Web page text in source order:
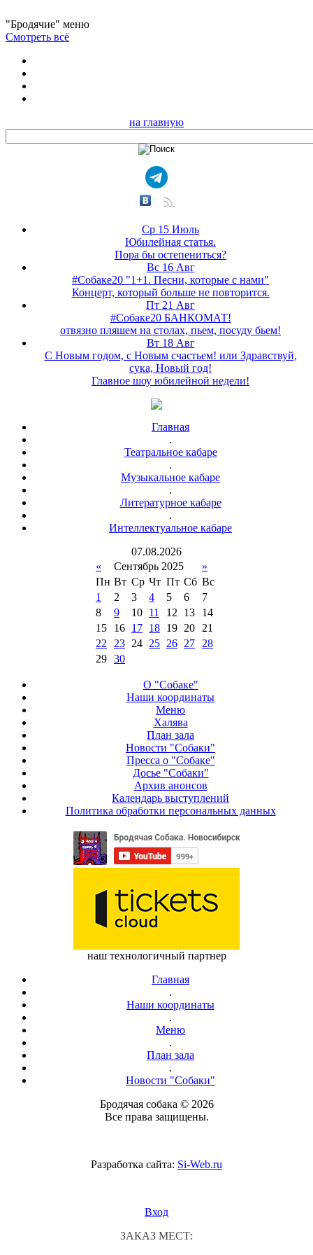
"Бродячие" меню
Смотреть всё
на главную
Ср 15 Июль
Юбилейная статья.
Пора бы остепениться?
Вс 16 Авг
#Собаке20 "1+1. Песни, которые с нами"
Концерт, который больше не повторится.
Пт 21 Авг
#Собаке20 БАНКОМАТ!
отвязно пляшем на столах, пьем, посуду бьем!
Вт 18 Авг
С Новым годом, с Новым счастьем! или Здравствуй,
сука, Новый год!
Главное шоу юбилейной недели!
Главная
.
Театральное кабаре
.
Музыкальное кабаре
.
Литературное кабаре
.
Интеллектуальное кабаре
07.08.2026
«
Сентябрь 2025
»
Пн Вт Ср Чт Пт Сб Вс
1
2 3 4 5 6
7
8
9 10 11 12 13
14
15
16 17 18 19 20
21
22
23 24 25 26 27
28
29 30
О "Собаке"
Наши координаты
Меню
Халява
План зала
Новости "Собаки"
Пресса о "Собаке"
Досье "Собаки"
Архив анонсов
Календарь выступлений
Политика обработки персональных данных
наш технологичный партнер
Главная
.
Наши координаты
.
Меню
.
План зала
.
Новости "Собаки"
Бродячая собака © 2026
Все права защищены.
Разработка сайта: Si-Web.ru
Вход
ЗАКАЗ МЕСТ: